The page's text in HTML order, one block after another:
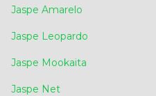
Jaspe Amarelo
Jaspe Leopardo
Jaspe Mookaita
Jaspe Net